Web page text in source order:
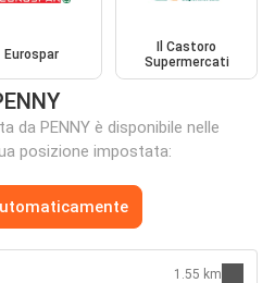
Eurospar
Il Castoro
Supermercati
da PENNY è disponibile nelle
posizione impostata:
1.55 km